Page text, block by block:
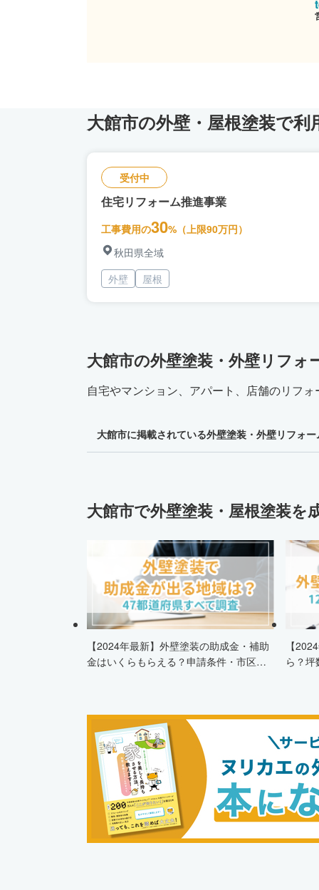
大館市の外壁・屋根塗装で
受付中
住宅リフォーム推進事業
工事費用の30%（上限90万円）
秋田県全域
外壁
屋根
大館市の外壁塗装・外壁リフ
自宅やマンション、アパート、店舗のリフ
大館市に掲載されている外壁塗装・外壁リフォ
大館市で外壁塗装・屋根塗装
【2024年最新】外壁塗装の助成金・補助
金はいくらもらえる？申請条件・市区町
【
ら？